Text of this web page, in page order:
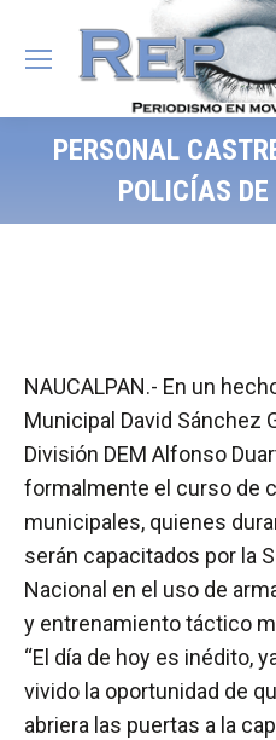
PERSONAL
POLICÍAS
NAUCALPAN.- En un
Municipal David Sánchez
División DEM Alfonso
formalmente el curso de
municipales, quienes
serán capacitados por la
Nacional en el uso de
y entrenamiento táctico
“El día de hoy es inédito,
vivido la oportunidad de
abriera las puertas a la